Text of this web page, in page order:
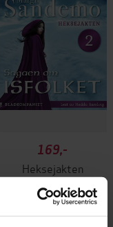
169,-
Heksejakten
Margit Sandemo
LYDBOK